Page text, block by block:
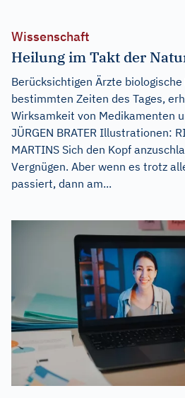
Wissenschaft
Heilung im Takt der
Berücksichtigen Ärzte
bestimmten Zeiten des Tages,
Wirksamkeit von Medikamenten
JÜRGEN BRATER Illustrationen:
MARTINS Sich den Kopf
Vergnügen. Aber wenn es trotz
passiert, dann am...